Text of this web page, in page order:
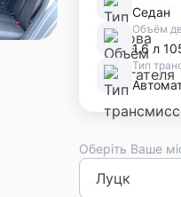
Седан
Объём
1.6 л
Тип
Оберіть Ваше
КиевЛьвов
Франковск